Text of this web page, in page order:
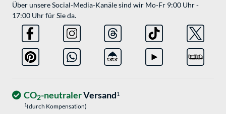
Über unsere Social-Media-Kanäle sind wir Mo-Fr 9:00 Uhr -
17:00 Uhr für Sie da.
CO2-neutralerVersand1
1(durch Kompensation)